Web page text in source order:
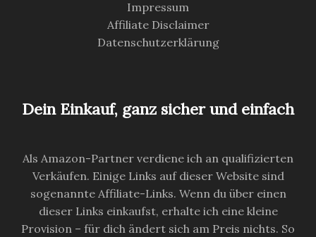
Impressum
Affiliate Disclaimer
Datenschutzerklärung
Dein Einkauf, ganz sicher und einfach
Als Amazon-Partner verdiene ich an qualifizierten
Verkäufen. Einige Links auf dieser Website sind
sogenannte Affiliate-Links. Wenn du über einen
dieser Links einkaufst, erhalte ich eine kleine
Provision – für dich ändert sich am Preis nichts. So